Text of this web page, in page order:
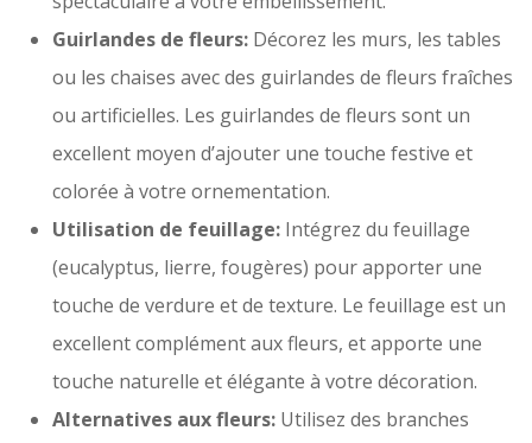
Guirlandes de fleurs: Décorez les murs, les tables
ou les chaises avec des guirlandes de fleurs fraîches
ou artificielles. Les guirlandes de fleurs sont un
excellent moyen d’ajouter une touche festive et
colorée à votre ornementation.
Utilisation de feuillage: Intégrez du feuillage
(eucalyptus, lierre, fougères) pour apporter une
touche de verdure et de texture. Le feuillage est un
excellent complément aux fleurs, et apporte une
touche naturelle et élégante à votre décoration.
Alternatives aux fleurs: Utilisez des branches